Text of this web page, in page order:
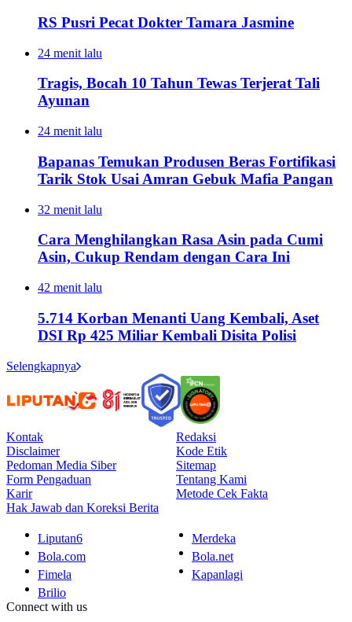
RS Pusri Pecat Dokter Tamara Jasmine
24 menit lalu
Tragis, Bocah 10 Tahun Tewas Terjerat Tali
Ayunan
24 menit lalu
Bapanas Temukan Produsen Beras Fortifikasi
Tarik Stok Usai Amran Gebuk Mafia Pangan
32 menit lalu
Cara Menghilangkan Rasa Asin pada Cumi
Asin, Cukup Rendam dengan Cara Ini
42 menit lalu
5.714 Korban Menanti Uang Kembali, Aset
DSI Rp 425 Miliar Kembali Disita Polisi
Selengkapnya
Kontak
Redaksi
Disclaimer
Kode Etik
Pedoman Media Siber
Sitemap
Form Pengaduan
Tentang Kami
Karir
Metode Cek Fakta
Hak Jawab dan Koreksi Berita
Liputan6
Merdeka
Bola.com
Bola.net
Fimela
Kapanlagi
Brilio
Connect with us